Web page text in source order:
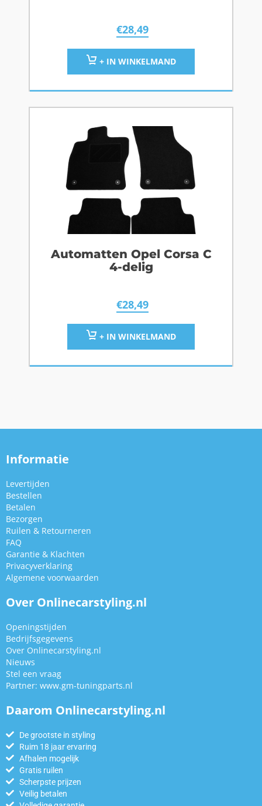
€28,49
+ IN WINKELMAND
Automatten Opel Corsa C
4-delig
€28,49
+ IN WINKELMAND
Informatie
Levertijden
Bestellen
Betalen
Bezorgen
Ruilen & Retourneren
FAQ
Garantie & Klachten
Privacyverklaring
Algemene voorwaarden
Over Onlinecarstyling.nl
Openingstijden
Bedrijfsgegevens
Over Onlinecarstyling.nl
Nieuws
Stel een vraag
Partner: www.gm-tuningparts.nl
Daarom Onlinecarstyling.nl
De grootste in styling
Ruim 18 jaar ervaring
Afhalen mogelijk
Gratis ruilen
Scherpste prijzen
Veilig betalen